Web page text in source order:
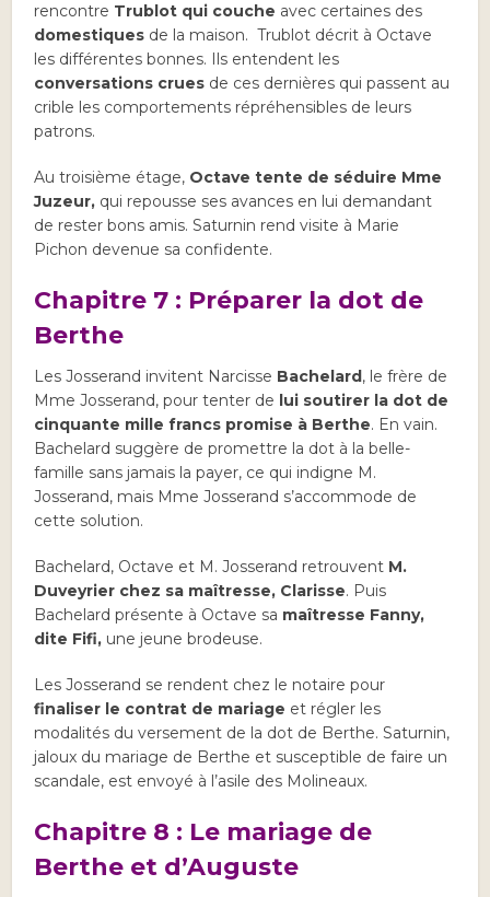
rencontre Trublot qui couche avec certaines des
domestiques de la maison. Trublot décrit à Octave
les différentes bonnes. Ils entendent les
conversations crues de ces dernières qui passent au
crible les comportements répréhensibles de leurs
patrons.
Au troisième étage, Octave tente de séduire Mme
Juzeur, qui repousse ses avances en lui demandant
de rester bons amis. Saturnin rend visite à Marie
Pichon devenue sa confidente.
Chapitre 7 : Préparer la dot de
Berthe
Les Josserand invitent Narcisse Bachelard, le frère de
Mme Josserand, pour tenter de lui soutirer la dot de
cinquante mille francs promise à Berthe. En vain.
Bachelard suggère de promettre la dot à la belle-
famille sans jamais la payer, ce qui indigne M.
Josserand, mais Mme Josserand s’accommode de
cette solution.
Bachelard, Octave et M. Josserand retrouvent M.
Duveyrier chez sa maîtresse, Clarisse. Puis
Bachelard présente à Octave sa maîtresse Fanny,
dite Fifi, une jeune brodeuse.
Les Josserand se rendent chez le notaire pour
finaliser le contrat de mariage et régler les
modalités du versement de la dot de Berthe. Saturnin,
jaloux du mariage de Berthe et susceptible de faire un
scandale, est envoyé à l’asile des Molineaux.
Chapitre 8 : Le mariage de
Berthe et d’Auguste